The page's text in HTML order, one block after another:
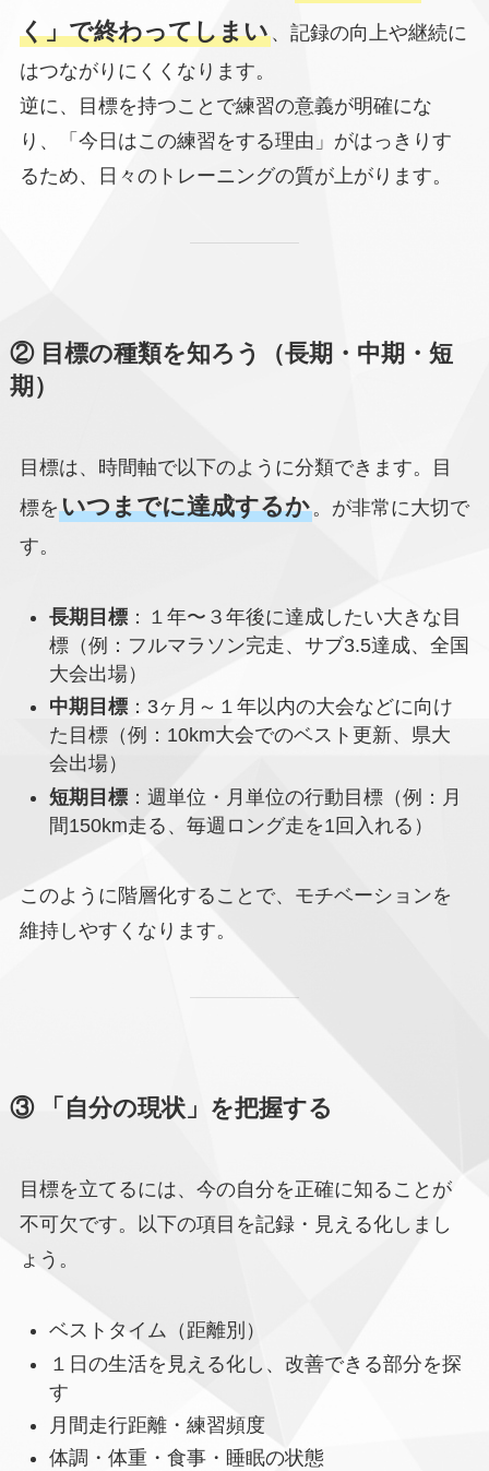
く」で終わってしまい、記録の向上や継続に
はつながりにくくなります。
逆に、目標を持つことで練習の意義が明確にな
り、「今日はこの練習をする理由」がはっきりす
るため、日々のトレーニングの質が上がります。
② 目標の種類を知ろう（長期・中期・短
期）
目標は、時間軸で以下のように分類できます。目
標をいつまでに達成するか。が非常に大切で
す。
長期目標：１年〜３年後に達成したい大きな目
標（例：フルマラソン完走、サブ3.5達成、全国
大会出場）
中期目標：3ヶ月～１年以内の大会などに向け
た目標（例：10km大会でのベスト更新、県大
会出場）
短期目標：週単位・月単位の行動目標（例：月
間150km走る、毎週ロング走を1回入れる）
このように階層化することで、モチベーションを
維持しやすくなります。
③ 「自分の現状」を把握する
目標を立てるには、今の自分を正確に知ることが
不可欠です。以下の項目を記録・見える化しまし
ょう。
ベストタイム（距離別）
１日の生活を見える化し、改善できる部分を探
す
月間走行距離・練習頻度
体調・体重・食事・睡眠の状態